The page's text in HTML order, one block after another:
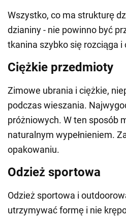
Wszystko, co ma strukturę
dzianiny - nie powinno być
tkanina szybko się rozciąga i
Ciężkie przedmioty
Zimowe ubrania i ciężkie,
podczas wieszania.
próżniowych. W ten sposób
naturalnym wypełnieniem.
opakowaniu.
Odzież sportowa
Odzież sportowa i
utrzymywać formę i nie